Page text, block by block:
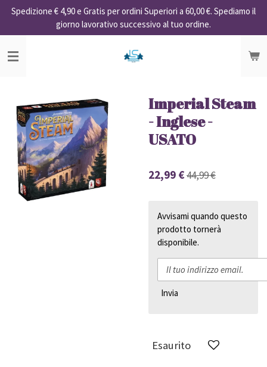
Vai
contenuto
principale
Spedizione € 4,90 e Gratis per ordini Superiori a 60,00 €. Spediamo il
giorno lavorativo successivo al tuo ordine.
Imperial Steam
- Inglese -
USATO
22,99 €44,99 €
Avvisami quando questo
prodotto tornerà
disponibile.
Invia
Esaurito